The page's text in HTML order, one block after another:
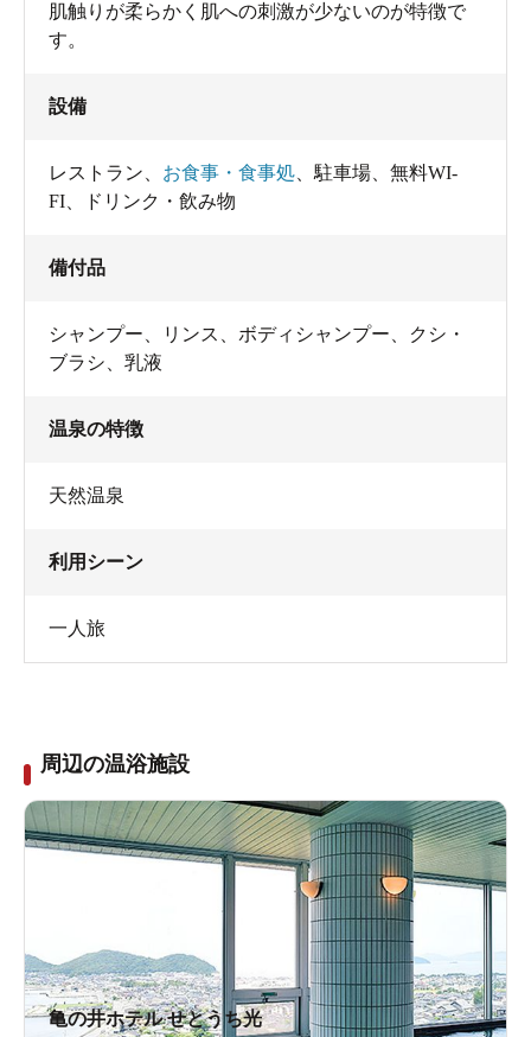
肌触りが柔らかく肌への刺激が少ないのが特徴で
す。
設備
レストラン お食事・食事処 駐車場
無料WI-
FI
ドリンク・飲み物
備付品
シャンプー リンス ボディシャンプー
クシ・
ブラシ
乳液
温泉の特徴
天然温泉
利用シーン
一人旅
周辺の温浴施設
亀の井ホテル せとうち光